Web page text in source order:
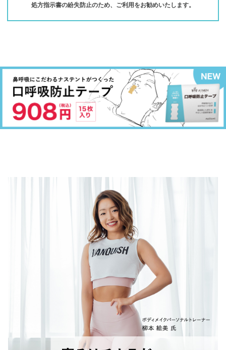
処方指示書の紛失防止のため、ご利用をお勧めいたします。